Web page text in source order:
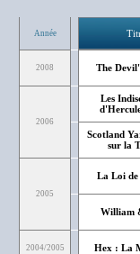
Année
2008 The
2006
Les
Scotland
sur la
2005
La Loi
William
2004/2005 Hex : La